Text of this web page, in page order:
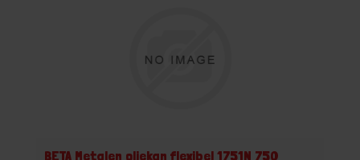
BETA Metalen oliekan flexibel 1751N 750